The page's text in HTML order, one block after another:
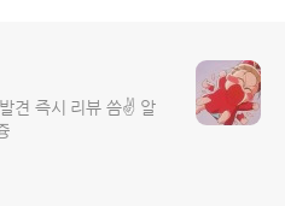
견 즉시 리뷰 씀✌️ 알